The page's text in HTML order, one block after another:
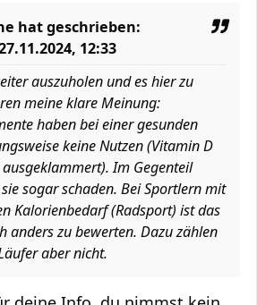
hat geschrieben:
12:33
auszuholen und es hier zu
meine klare Meinung:
haben bei einer gesunden
keine Nutzen (Vitamin D
ausgeklammert). Im Gegenteil
sogar schaden. Bei Sportlern mit
Kalorienbedarf (Radsport) ist das
anders zu bewerten. Dazu zählen
aber nicht.